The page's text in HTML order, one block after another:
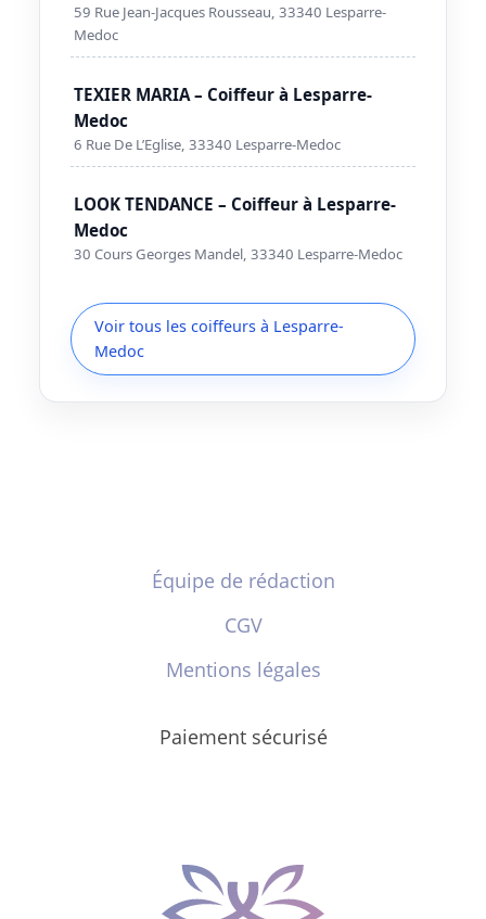
59 Rue Jean-Jacques Rousseau, 33340 Lesparre-
Medoc
TEXIER MARIA – Coiffeur à Lesparre-
Medoc
6 Rue De L’Eglise, 33340 Lesparre-Medoc
LOOK TENDANCE – Coiffeur à Lesparre-
Medoc
30 Cours Georges Mandel, 33340 Lesparre-Medoc
Voir tous les coiffeurs à Lesparre-
Medoc
Équipe de rédaction
CGV
Mentions légales
Paiement sécurisé